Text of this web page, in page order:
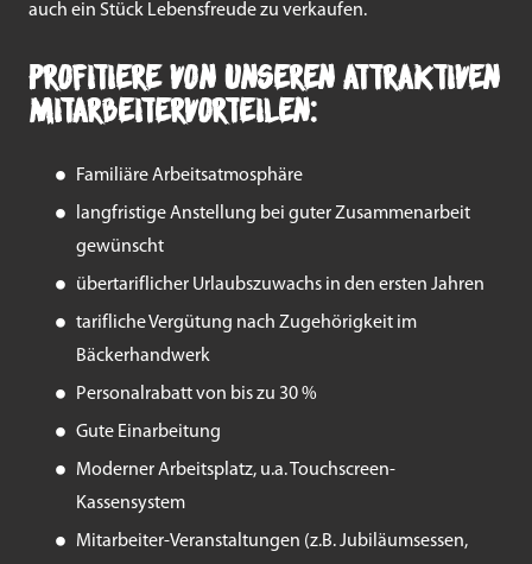
auch ein Stück Lebensfreude zu verkaufen.
Profitiere von unseren attraktiven
Mitarbeitervorteilen:
Familiäre Arbeitsatmosphäre
langfristige Anstellung bei guter Zusammenarbeit
gewünscht
übertariflicher Urlaubszuwachs in den ersten Jahren
tarifliche Vergütung nach Zugehörigkeit im
Bäckerhandwerk
Personalrabatt von bis zu 30 %
Gute Einarbeitung
Moderner Arbeitsplatz, u.a. Touchscreen-
Kassensystem
Mitarbeiter-Veranstaltungen (z.B. Jubiläumsessen,